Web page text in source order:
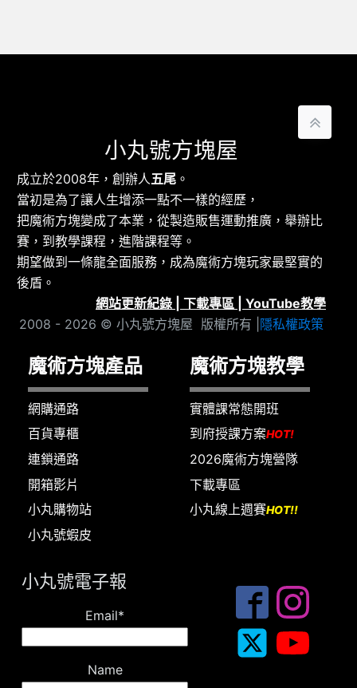
小丸號方塊屋
成立於2008年，創辦人五尾 。
當初是為了讓人生增添一點不一樣的經歷，
把魔術方塊變成了本業，從製造販售運動推廣，舉辦比
賽，到教學課程，進階課程等。
期望做到一條龍全面服務，成為魔術方塊玩家最堅實的
後盾。
網站更新紀錄
下載專區
YouTube教學
2008 - 2026 © 小丸號方塊屋 版權所有 | 隱私權政策
魔術方塊產品
網購通路
百貨專櫃
連鎖通路
開箱影片
小丸購物站
小丸號蝦皮
魔術方塊教學
實體課常態開班
到府授課方案HOT!
2026魔術方塊營隊
下載專區
小丸線上週賽HOT!!
小丸號電子報
Email*
Name